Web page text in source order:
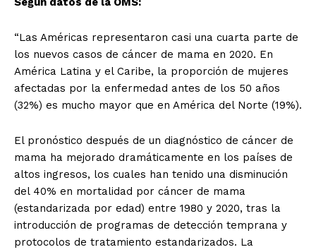
“Las Américas representaron casi una cuarta parte de
los nuevos casos de cáncer de mama en 2020. En
América Latina y el Caribe, la proporción de mujeres
afectadas por la enfermedad antes de los 50 años
(32%) es mucho mayor que en América del Norte (19%).
El pronóstico después de un diagnóstico de cáncer de
mama ha mejorado dramáticamente en los países de
altos ingresos, los cuales han tenido una disminución
del 40% en mortalidad por cáncer de mama
(estandarizada por edad) entre 1980 y 2020, tras la
introducción de programas de detección temprana y
protocolos de tratamiento estandarizados. La